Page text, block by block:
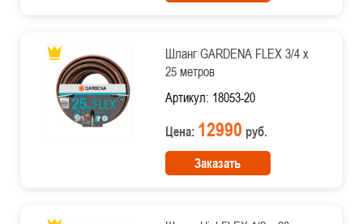
Шланг GARDENA FLEX 3/4 х
25 метров
Артикул: 18053-20
Цена: 12990 руб.
Заказать